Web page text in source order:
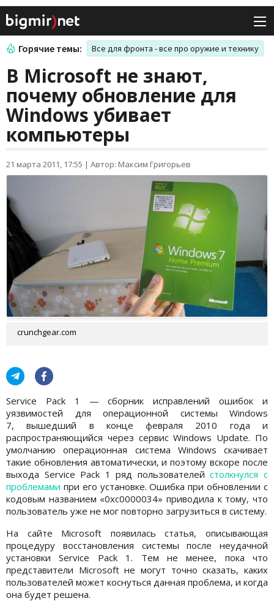
Горячие темы: Все для фронта - все про оружие и технику
В Microsoft не знают,
почему обновление для
Windows убивает
компьютеры
21 марта 2011, 17:55 | Автор: Максим Григорьев
crunchgear.com
Service Pack 1 — сборник исправлений ошибок и
уязвимостей для операционной системы Windows
7, вышедший в конце февраля 2010 года и
распространяющийся через сервис Windows Update. По
умолчанию операционная система Windows скачивает
такие обновления автоматически, и поэтому вскоре после
выхода Service Pack 1 ряд пользователейстолкнулся с
проблемами при его установке. Ошибка при обновлении с
кодовым названием «0xc0000034» приводила к тому, что
пользователь уже не мог повторно загрузиться в систему.
На сайте Microsoft появилась статья, описывающая
процедуру восстановления системы после неудачной
установки Service Pack 1. Тем не менее, пока что
представители Microsoft не могут точно сказать, каких
пользователей может коснуться данная проблема, и когда
она будет решена.